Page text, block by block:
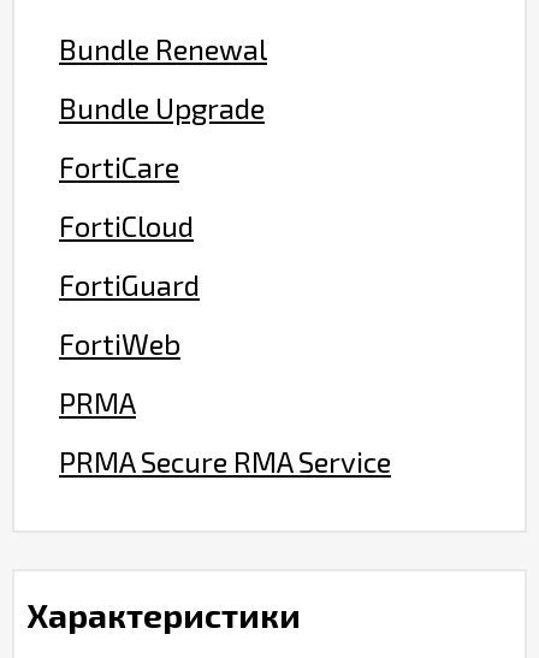
Bundle Renewal
Bundle Upgrade
FortiCare
FortiCloud
FortiGuard
FortiWeb
PRMA
PRMA Secure RMA Service
Характеристики